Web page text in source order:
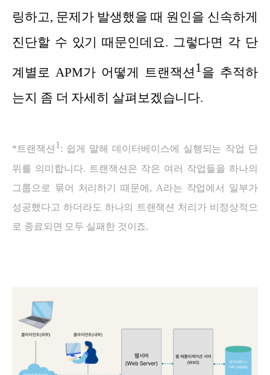
링하고, 문제가 발생했을 때 원인을 신속하게
진단할 수 있기 때문인데요. 그렇다면 각 단
계별로 APM가 어떻게 트랜잭션 1을 추적하
는지 좀 더 자세히 살펴보겠습니다.
*트랜잭션1: 쉽게 말해 데이터베이스에 실행되는 작업 단
위를 의미합니다. 트랜잭션은 작은 여러 작업들을 하나의
그룹으로 묶어 처리하기 때문에, A라는 작업에서 일부가
성공했다고 하더라도 하나의 트랜잭션 처리가 비정상적으
로 종료되면 모두 실패한 것이죠.